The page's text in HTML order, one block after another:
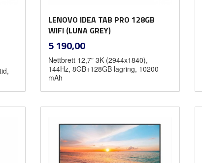
LENOVO IDEA TAB PRO 128GB
WIFI (LUNA GREY)
Pris
5 190,00mva.
Nettbrett 12,7" 3K (2944x1840),
144Hz, 8GB+128GB lagring, 10200
mAh